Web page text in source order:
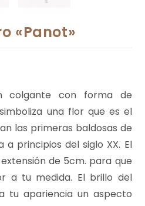
«Panot»
colgante con forma de
una flor que es el
las primeras baldosas de
a principios del siglo XX. El
de 5cm. para que
a tu medida. El brillo del
tu apariencia un aspecto